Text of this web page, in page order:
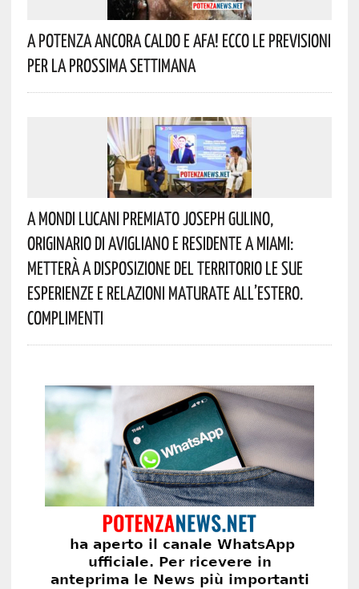
A Potenza Ancora Caldo E Afa! Ecco Le Previsioni
Per La Prossima Settimana
A Mondi Lucani Premiato Joseph Gulino,
Originario Di Avigliano E Residente A Miami:
Metterà A Disposizione Del Territorio Le Sue
Esperienze E Relazioni Maturate All’estero.
Complimenti